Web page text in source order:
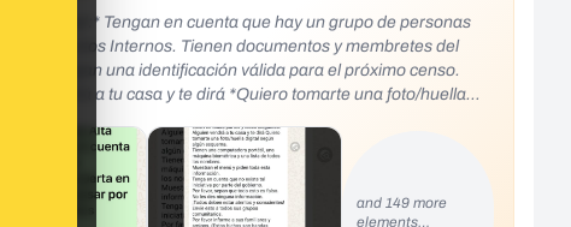
Seguridad:* Tengan en cuenta que hay un grupo de personas
documentos y membretes del
tengan una identificación válida para el próximo censo.
DEL INTERIOR DE LA POLICIA POLICÍA, NACIONAL
and 149 more
elements…